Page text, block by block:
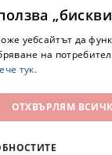
1,50 €
в
уебсайтът да
на
тук.
ОТХВЪРЛЯМ